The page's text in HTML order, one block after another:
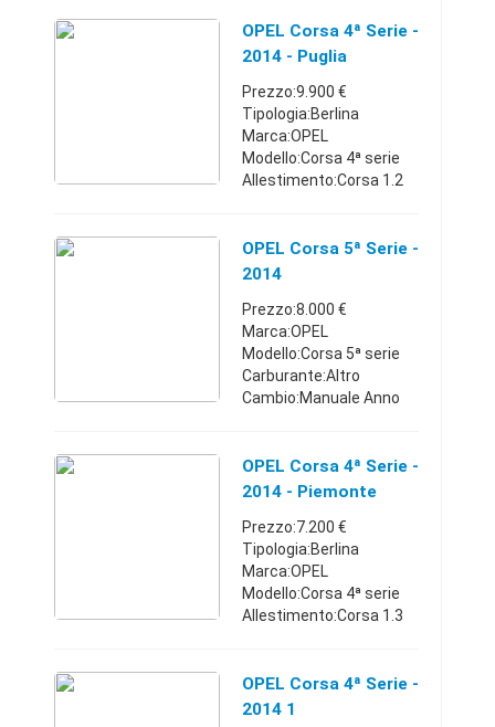
OPEL Corsa 4ª Serie -
2014 - Puglia
Prezzo:9.900 €
Tipologia:Berlina
Marca:OPEL
Modello:Corsa 4ª serie
Allestimento:Corsa 1.2
Cambio:Manuale Anno
immatricolazione:2014
...
OPEL Corsa 5ª Serie -
2014
Prezzo:8.000 €
Marca:OPEL
Modello:Corsa 5ª serie
Carburante:Altro
Cambio:Manuale Anno
Porte:4/5
Comune:Varese (VA)
GPL Come nuova km. 4. ...
OPEL Corsa 4ª Serie -
2014 - Piemonte
Prezzo:7.200 €
Tipologia:Berlina
Marca:OPEL
Modello:Corsa 4ª serie
Allestimento:Corsa 1.3
Carburante:Diesel
Cambio:Manuale Anno
OPEL Corsa 4ª Serie -
2014 1